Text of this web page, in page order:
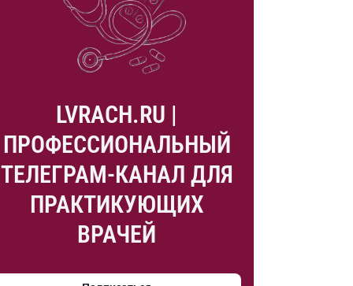
LVRACH.RU |
ПРОФЕССИОНАЛЬНЫЙ
ТЕЛЕГРАМ-КАНАЛ ДЛЯ
ПРАКТИКУЮЩИХ
ВРАЧЕЙ